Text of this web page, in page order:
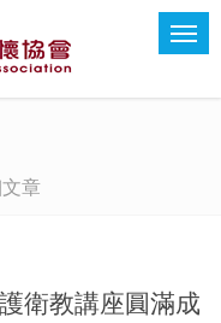
章
衛教講座圓滿成